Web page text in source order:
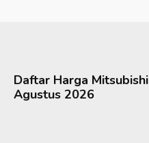
Daftar Harga Mitsubishi
Agustus 2026